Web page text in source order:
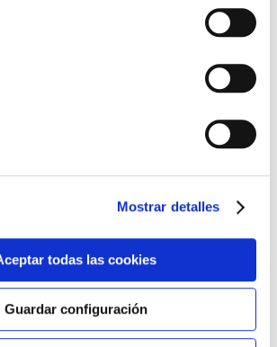
consulta nuestra Política de
Mostrar detalles
todas las cookies
Guardar configuración
diseños electicos, clásicos,
un clásico imprescindible que decora
más trend y de radiante actualidad